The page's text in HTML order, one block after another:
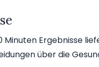
Minuten Ergebnisse
über die